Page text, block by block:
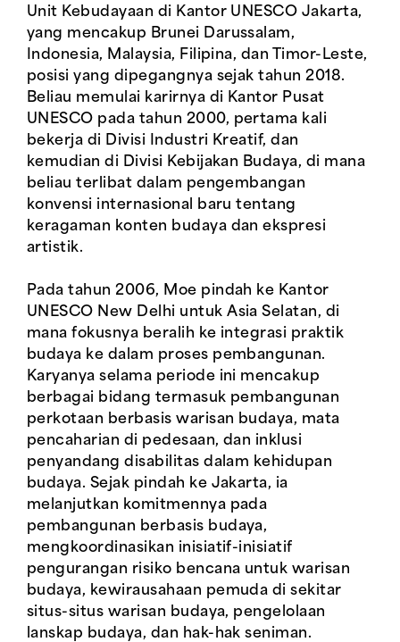
Unit Kebudayaan di Kantor UNESCO Jakarta,
yang mencakup Brunei Darussalam,
Indonesia, Malaysia, Filipina, dan Timor-Leste,
posisi yang dipegangnya sejak tahun 2018.
Beliau memulai karirnya di Kantor Pusat
UNESCO pada tahun 2000, pertama kali
bekerja di Divisi Industri Kreatif, dan
kemudian di Divisi Kebijakan Budaya, di mana
beliau terlibat dalam pengembangan
konvensi internasional baru tentang
keragaman konten budaya dan ekspresi
artistik.
Pada tahun 2006, Moe pindah ke Kantor
UNESCO New Delhi untuk Asia Selatan, di
mana fokusnya beralih ke integrasi praktik
budaya ke dalam proses pembangunan.
Karyanya selama periode ini mencakup
berbagai bidang termasuk pembangunan
perkotaan berbasis warisan budaya, mata
pencaharian di pedesaan, dan inklusi
penyandang disabilitas dalam kehidupan
budaya. Sejak pindah ke Jakarta, ia
melanjutkan komitmennya pada
pembangunan berbasis budaya,
mengkoordinasikan inisiatif-inisiatif
pengurangan risiko bencana untuk warisan
budaya, kewirausahaan pemuda di sekitar
situs-situs warisan budaya, pengelolaan
lanskap budaya, dan hak-hak seniman.